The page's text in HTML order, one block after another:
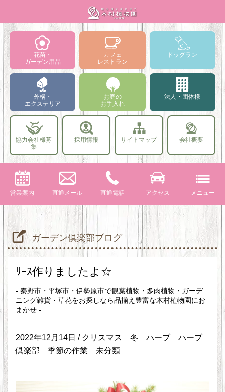
花苗・
ガーデン用品
カフェ
レストラン
ドッグラン
外構・
エクステリア
お庭の
お手入れ
法人・団体様
協力会社様募
集
採用情報 サイトマップ 会社概要
営業案内 直通メール 直通電話 アクセス メニュー
ガーデン倶楽部ブログ
ﾘｰｽ作りましたよ☆
- 秦野市・平塚市・伊勢原市で観葉植物・多肉植物・ガーデ
ニング雑貨・草花をお探しなら品揃え豊富な木村植物園にお
まかせ -
2022年12月14日 / クリスマス 冬 ハーブ
ハーブ
倶楽部
季節の作業 未分類